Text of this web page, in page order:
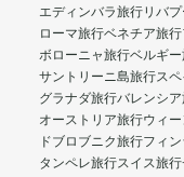
エディンバラ旅行リバ
ローマ旅行ベネチア旅行
ボローニャ旅行ベルギ
サントリーニ島旅行ス
グラナダ旅行バレンシ
オーストリア旅行ウィ
ドブロブニク旅行フィ
タンペレ旅行スイス旅行